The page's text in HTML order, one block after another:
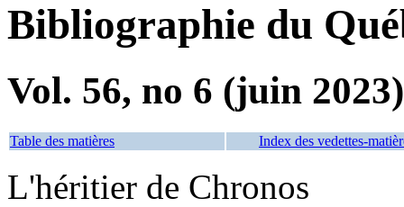
Bibliographie du
Vol. 56, no 6 (juin 2023)
Table des matières Index des vedettes-
L'héritier de Chronos